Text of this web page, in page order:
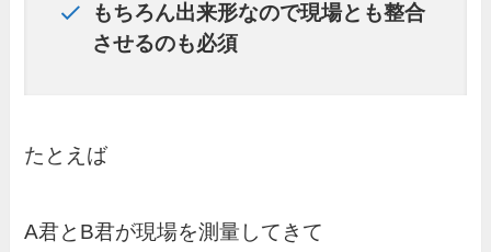
もちろん出来形なので現場とも整合
させるのも必須
たとえば
A君とB君が現場を測量してきて